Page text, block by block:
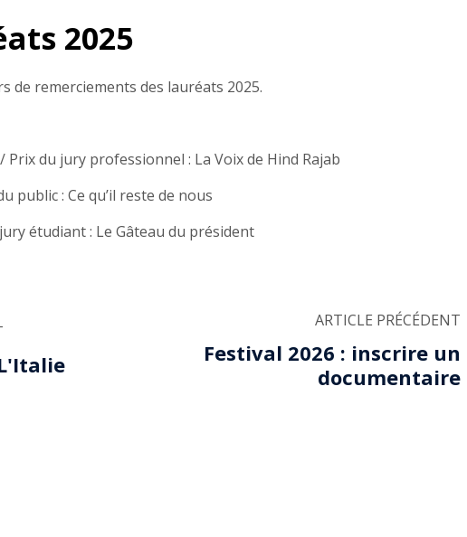
2025
de remerciements des lauréats 2025.
/ Prix du jury professionnel : La Voix de Hind Rajab
public : Ce qu’il reste de nous
étudiant : Le Gâteau du président
ARTICLE PRÉCÉDENT
Festival 2026 : inscrire un
documentaire